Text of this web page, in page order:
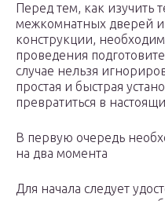
Перед тем, как изучить
межкомнатных дверей и
конструкции,
проведения
случае нельзя
простая и быстрая
превратиться в
В первую очередь
на два момента
Для начала следует